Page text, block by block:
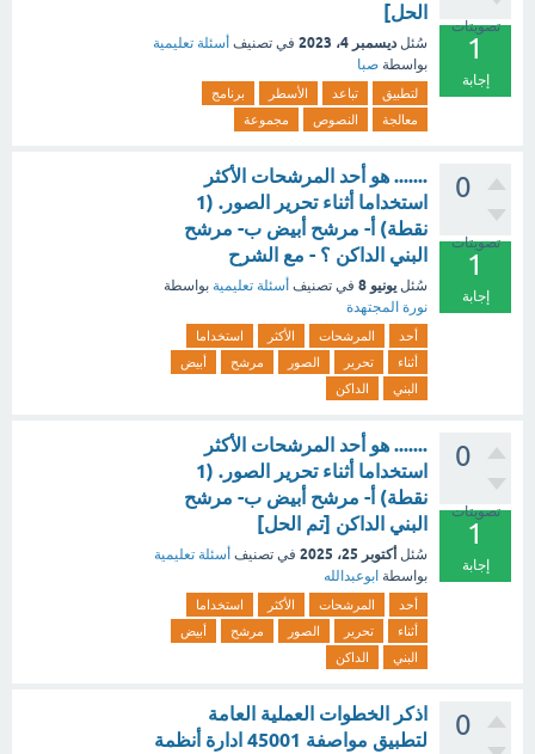
تصويتات
1
إجابة
الحل]
سُئل ديسمبر 4، 2023 في تصنيف أسئلة تعليمية
بواسطة صبا
لتطبيق تباعد الأسطر
برنامج
معالجة
النصوص مجموعة
0
تصويتات
1
إجابة
....... هو أحد المرشحات الأكثر
استخداما أثناء تحرير الصور. (1
نقطة) أ‌- مرشح أبيض ب- مرشح
البني الداكن ؟ - مع الشرح
سُئل يونيو 8 في تصنيف أسئلة تعليمية بواسطة
نورة المجتهدة
أحد المرشحات الأكثر
استخداما
أثناء
تحرير الصور مرشح
أبيض
البني
الداكن
0
تصويتات
1
إجابة
....... هو أحد المرشحات الأكثر
استخداما أثناء تحرير الصور. (1
نقطة) أ‌- مرشح أبيض ب- مرشح
البني الداكن [تم الحل]
سُئل أكتوبر 25، 2025 في تصنيف أسئلة تعليمية
بواسطة ابوعبدالله
أحد المرشحات الأكثر
استخداما
أثناء
تحرير الصور مرشح
أبيض
البني
الداكن
0
اذكر الخطوات العملية العامة
لتطبيق مواصفة 45001 ادارة أنظمة